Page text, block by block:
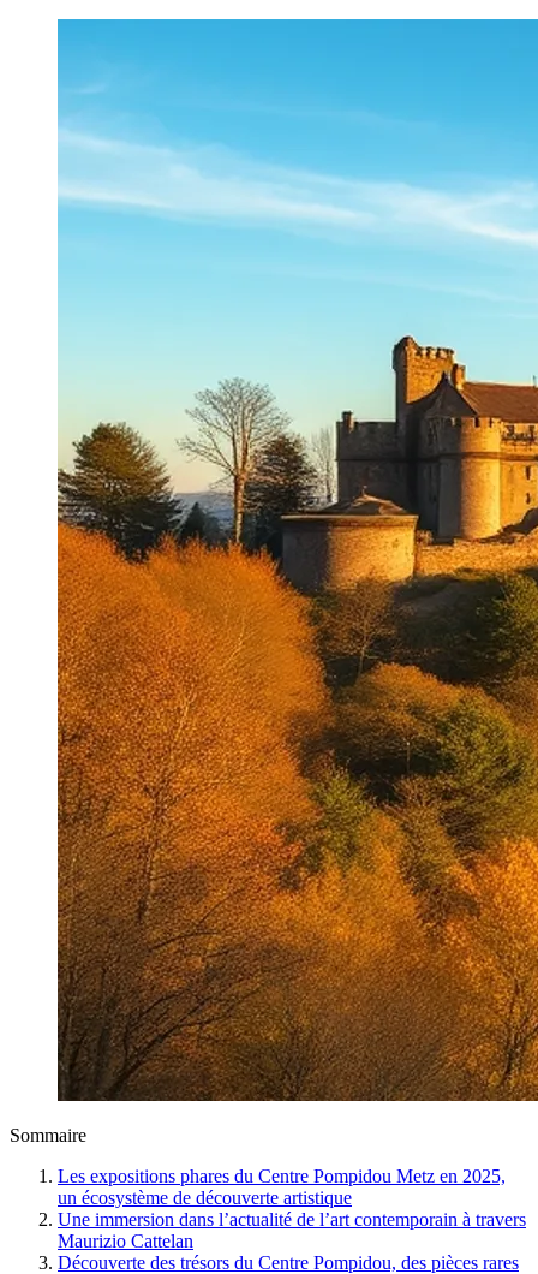
Sommaire
Les expositions phares du Centre Pompidou Metz en 2025,
un écosystème de découverte artistique
Une immersion dans l’actualité de l’art contemporain à travers
Maurizio Cattelan
Découverte des trésors du Centre Pompidou, des pièces rares